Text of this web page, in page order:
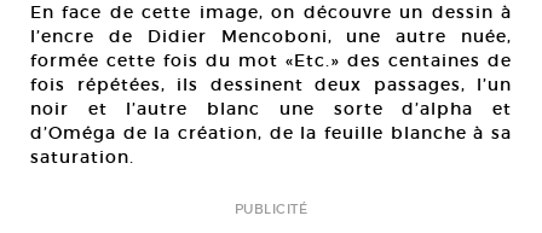
En face de cette image, on découvre un dessin à
l’encre de Didier Mencoboni, une autre nuée,
formée cette fois du mot «Etc.» des centaines de
fois répétées, ils dessinent deux passages, l’un
noir et l’autre blanc une sorte d’alpha et
d’Oméga de la création, de la feuille blanche à sa
saturation.
PUBLICITÉ